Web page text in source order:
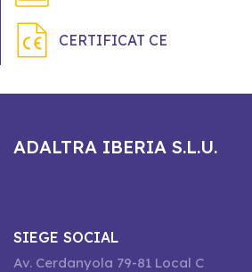
CERTIFICAT CE
ADALTRA IBERIA S.L.U.
SIEGE SOCIAL
Av. Cerdanyola 79-81 Local C